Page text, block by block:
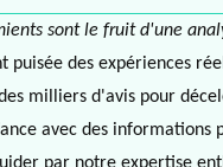
sont le fruit d'une
puisée des expériences
milliers d'avis pour
avec des